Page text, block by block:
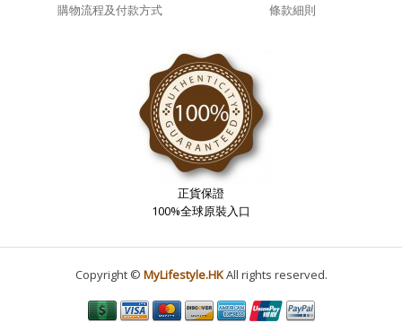
購物流程及付款方式
條款細則
正貨保證
100%全球原裝入口
Copyright © MyLifestyle.HKAll rights reserved.